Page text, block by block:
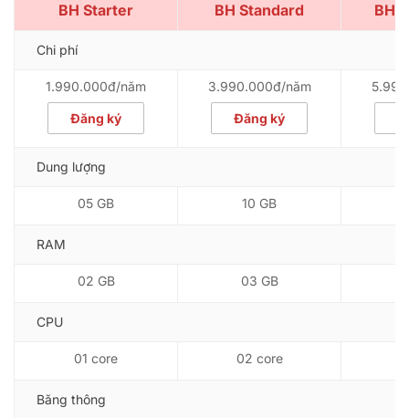
BH Starter
BH Standard BH
Chi phí
1.990.000đ/năm
Đăng ký
3.990.000đ/năm
Đăng ký
Dung lượng
05 GB 10 GB
RAM
02 GB 03 GB
CPU
01 core 02 core
Băng thông